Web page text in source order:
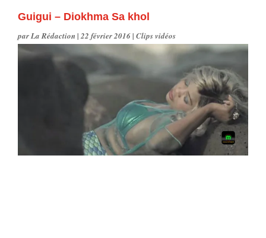
Guigui – Diokhma Sa khol
parLa Rédaction|22 février 2016| Clips vidéos